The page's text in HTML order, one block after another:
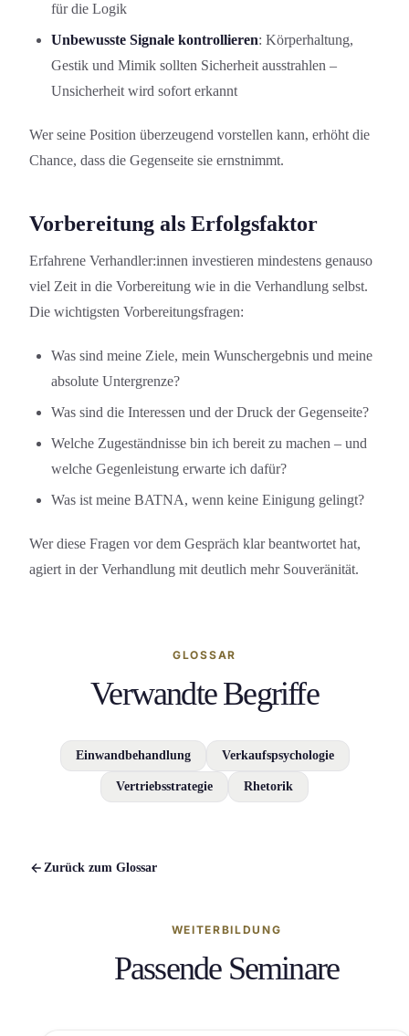
für die Logik
Unbewusste Signale kontrollieren: Körperhaltung,
Gestik und Mimik sollten Sicherheit ausstrahlen –
Unsicherheit wird sofort erkannt
Wer seine Position überzeugend vorstellen kann, erhöht die
Chance, dass die Gegenseite sie ernstnimmt.
Vorbereitung als Erfolgsfaktor
Erfahrene Verhandler:innen investieren mindestens genauso
viel Zeit in die Vorbereitung wie in die Verhandlung selbst.
Die wichtigsten Vorbereitungs­fragen:
Was sind meine Ziele, mein Wunschergebnis und meine
absolute Untergrenze?
Was sind die Interessen und der Druck der Gegenseite?
Welche Zugeständnisse bin ich bereit zu machen – und
welche Gegenleistung erwarte ich dafür?
Was ist meine BATNA, wenn keine Einigung gelingt?
Wer diese Fragen vor dem Gespräch klar beantwortet hat,
agiert in der Verhandlung mit deutlich mehr Souveränität.
GLOSSAR
Verwandte Begriffe
Einwandbehandlung Verkaufspsychologie
Vertriebsstrategie Rhetorik
Zurück zum Glossar
WEITERBILDUNG
Passende Seminare